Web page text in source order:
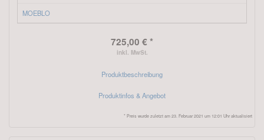
MOEBLO
725,00 € *
inkl. MwSt.
Produktbeschreibung
Produktinfos & Angebot
* Preis wurde zuletzt am 23. Februar 2021 um 12:01 Uhr aktualisiert